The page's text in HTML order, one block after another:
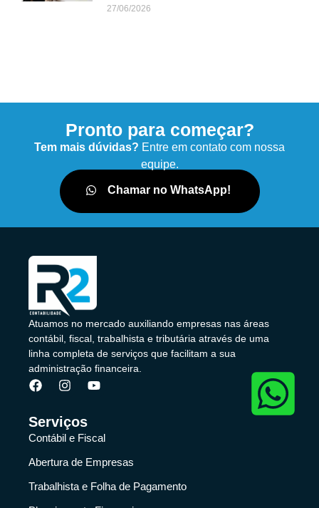
27/06/2026
Pronto para começar?
Tem mais dúvidas? Entre em contato com nossa
equipe.
Chamar no WhatsApp!
Atuamos no mercado auxiliando empresas nas áreas
contábil, fiscal, trabalhista e tributária através de uma
linha completa de serviços que facilitam a sua
administração financeira.
Serviços
Contábil e Fiscal
Abertura de Empresas
Trabalhista e Folha de Pagamento